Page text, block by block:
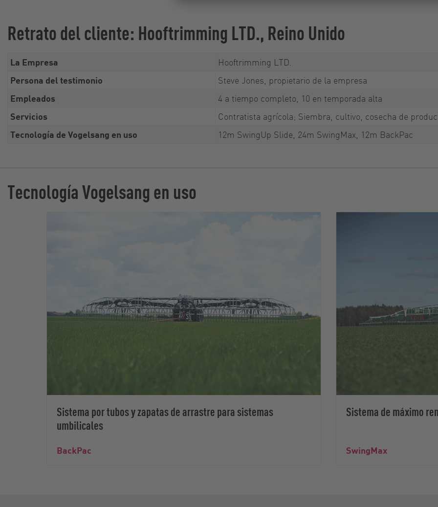
Retrato del cliente: Hooftrimming LTD., Reino Unido
La Empresa
Hooftrimming LTD.
Persona del testimonio
Steve Jones, propietario de la empresa
Empleados
4 a tiempo completo, 10 en temporada alta
Servicios
Contratista agrícola; Siembra, cultivo, cosecha de
Tecnología de Vogelsang en uso
12m SwingUp Slide, 24m SwingMax, 12m BackPac
Tecnología Vogelsang en uso
Sistema por tubos y zapatas de arrastre para sistemas
umbilicales
BackPac
Sistema de máximo
SwingMax